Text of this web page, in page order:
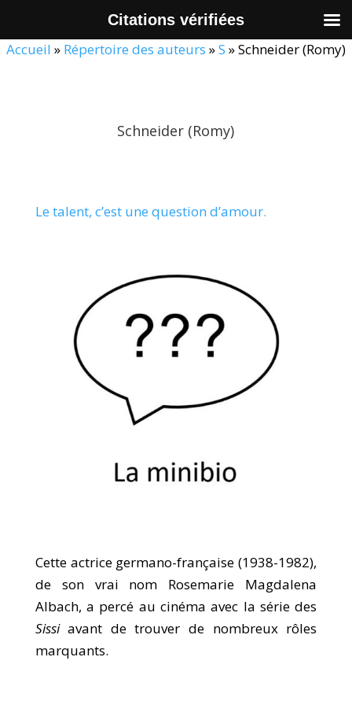
Accueil » Répertoire des auteurs »S »Schneider (Romy)
Schneider (Romy)
Le talent, c’est une question d’amour.
Cette actrice germano-française (1938-1982),
de son vrai nom Rosemarie Magdalena
Albach, a percé au cinéma avec la série des
Sissiavant de trouver de nombreux rôles
marquants.
Citations vérifiées